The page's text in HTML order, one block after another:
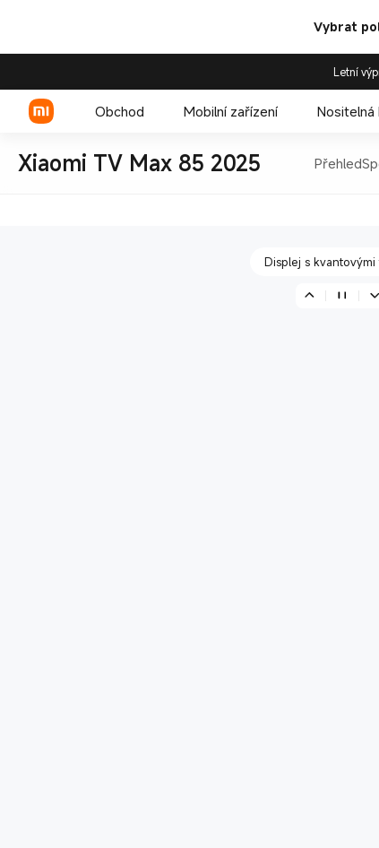
Vybrat
Letní
Obchod Mobilní zařízení Nositelná
Xiaomi TV Max 85 2025 Přehled
Displej s
Ultravelký 4K
Displej s kvantovými